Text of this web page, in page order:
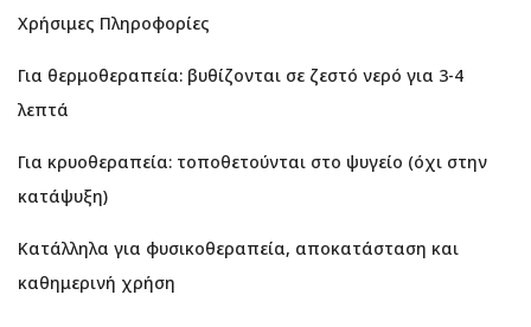
Χρήσιμες Πληροφορίες
Για θερμοθεραπεία: βυθίζονται σε ζεστό νερό για 3-4
λεπτά
Για κρυοθεραπεία: τοποθετούνται στο ψυγείο (όχι στην
κατάψυξη)
Κατάλληλα για φυσικοθεραπεία, αποκατάσταση και
καθημερινή χρήση